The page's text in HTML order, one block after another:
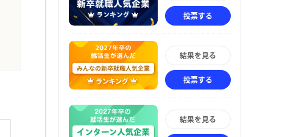
投票する
結果を見る
投票する
結果を見る